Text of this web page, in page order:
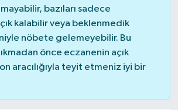
bazıları sadece
kalabilir veya beklenmedik
nöbete gelemeyebilir. Bu
önce eczanenin açık
aracılığıyla teyit etmeniz iyi bir